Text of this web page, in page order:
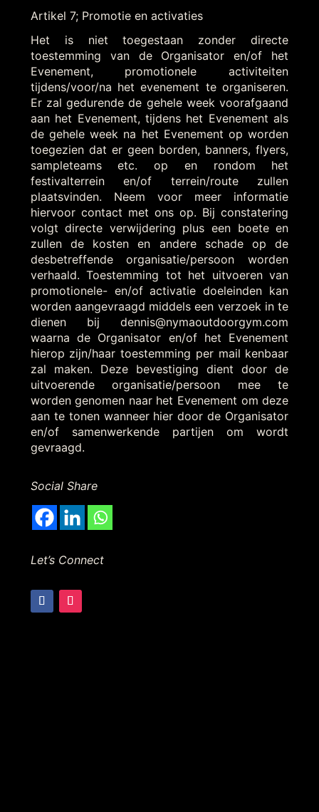
Artikel 7; Promotie en activaties
Het is niet toegestaan zonder directe
toestemming van de Organisator en/of het
Evenement, promotionele activiteiten
tijdens/voor/na het evenement te organiseren.
Er zal gedurende de gehele week voorafgaand
aan het Evenement, tijdens het Evenement als
de gehele week na het Evenement op worden
toegezien dat er geen borden, banners, flyers,
sampleteams etc. op en rondom het
festivalterrein en/of terrein/route zullen
plaatsvinden. Neem voor meer informatie
hiervoor contact met ons op. Bij constatering
volgt directe verwijdering plus een boete en
zullen de kosten en andere schade op de
desbetreffende organisatie/persoon worden
verhaald. Toestemming tot het uitvoeren van
promotionele- en/of activatie doeleinden kan
worden aangevraagd middels een verzoek in te
dienen bij dennis@nymaoutdoorgym.com
waarna de Organisator en/of het Evenement
hierop zijn/haar toestemming per mail kenbaar
zal maken. Deze bevestiging dient door de
uitvoerende organisatie/persoon mee te
worden genomen naar het Evenement om deze
aan te tonen wanneer hier door de Organisator
en/of samenwerkende partijen om wordt
gevraagd.
Social Share
Let’s Connect